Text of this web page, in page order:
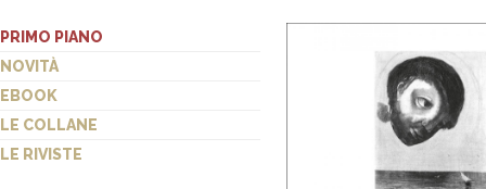
PRIMO PIANO
NOVITÀ
EBOOK
LE COLLANE
LE RIVISTE